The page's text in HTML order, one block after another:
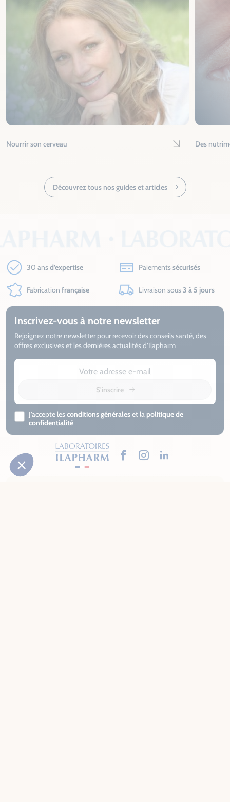
Nourrir son cerveau Lire l'article
Des
Découvrez tous nos guides et articles
30 ansd’expertise Paiementssécurisés
Fabrication française Livraison sous3 à 5 jours
Inscrivez-vous à notre newsletter
Rejoignez notre newsletter pour recevoir des conseils santé, des
offres exclusives et les dernières actualités d’Ilapharm
S'inscrire
J’accepte lesconditions généraleset la politique de
confidentialité
FacebookInstagramLinkedIn